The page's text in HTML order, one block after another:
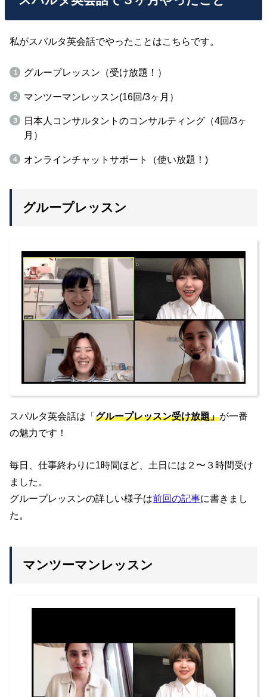
私がスパルタ英会話でやったことはこちらです。
グループレッスン（受け放題！）
マンツーマンレッスン(16回/3ヶ月）
日本人コンサルタントのコンサルティング（4回/3ヶ
月）
オンラインチャットサポート（使い放題！)
グループレッスン
スパルタ英会話は「グループレッスン受け放題」が一番
の魅力です！
毎日、仕事終わりに1時間ほど、土日には２〜３時間受け
ました。
グループレッスンの詳しい様子は前回の記事に書きまし
た。
マンツーマンレッスン